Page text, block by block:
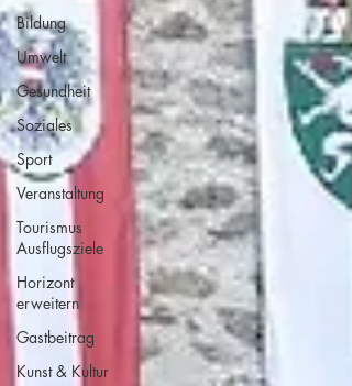
Bildung
Umwelt
Gesundheit
Soziales
Sport
Veranstaltung
Tourismus
Ausflugsziele
Horizont
erweitern
Gastbeitrag
Kunst & Kultur